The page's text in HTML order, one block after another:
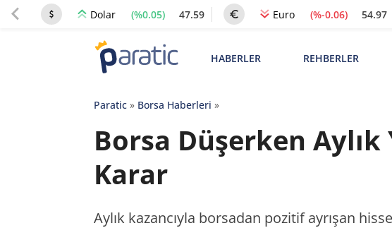
Dolar (%0.05) 47.59 Euro (%-0.06) 54.97
HABERLER REHBERLER
Paratic» Borsa Haberleri »
Borsa Düşerken
Karar
Aylık kazancıyla borsadan pozitif ayrışan